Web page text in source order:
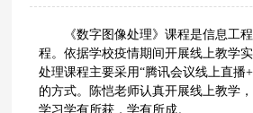
《数字图像处理》课程是信息工
程。依据学校疫情期间开展线上教学
处理课程主要采用“腾讯会议线上直播
的方式。陈恺老师认真开展线上教学
学习学有所获，学有所成。